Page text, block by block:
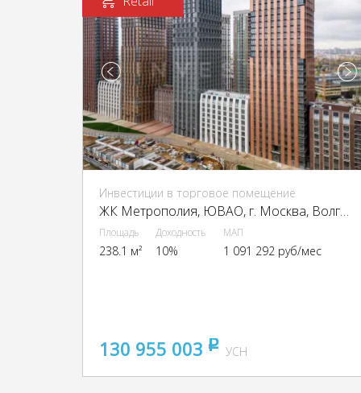
Инвестиции в торговое помещение
ЖК Метрополия, ЮВАО, г. Москва, Волгоградский пр-кт, 32/5к1
Площадь
238.1 м²
Доходность
10%
МАП
1 091 292 руб/мес
130 955 003 pуб
УСН